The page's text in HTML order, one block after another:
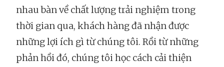
nhau bàn về chất lượng trải nghiệm trong
thời gian qua, khách hàng đã nhận được
những lợi ích gì từ chúng tôi. Rồi từ những
phản hồi đó, chúng tôi học cách cải thiện